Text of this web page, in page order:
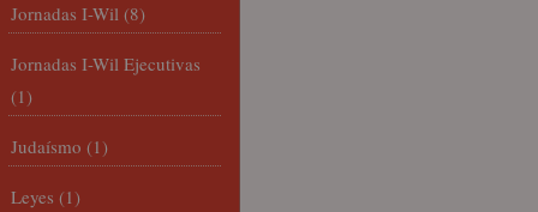
Jornadas I-Wil (8)
Jornadas I-Wil Ejecutivas
(1)
Judaísmo (1)
Leyes (1)